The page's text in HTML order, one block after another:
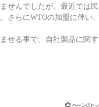
せんでしたが、最近では民
さらにWTOの加盟に伴い、
せる事で、自社製品に関す